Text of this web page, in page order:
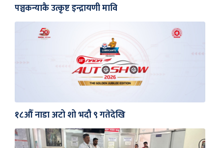
पञ्चकन्याकै उत्कृष्ट इन्द्रायणी मावि
१८औँ नाडा अटो शो भदौ ९ गतेदेखि